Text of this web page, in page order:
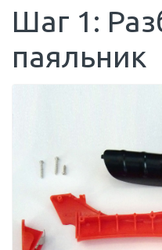
Шаг 1:
паяльник